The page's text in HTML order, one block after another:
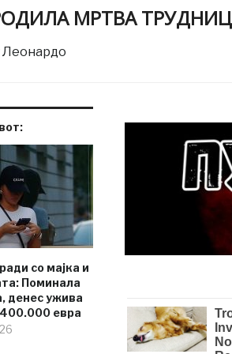
МРТВА
Леонардо
со мајка и
Поминала
денес ужива
евра